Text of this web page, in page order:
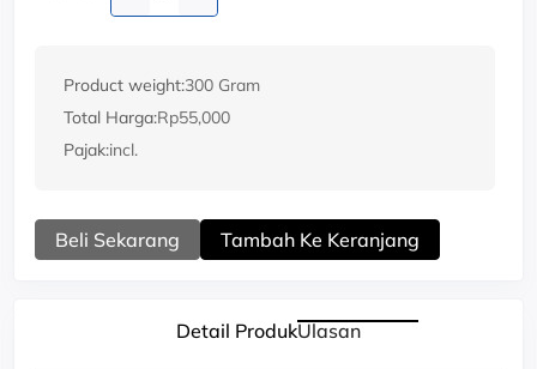
Product weight:300 Gram
Total Harga:Rp55,000
Pajak:incl.
Beli Sekarang Tambah Ke Keranjang
Detail ProdukUlasan